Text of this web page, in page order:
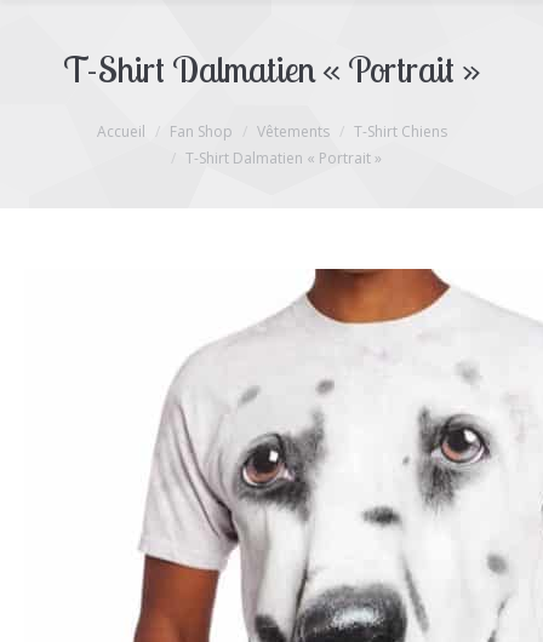
T-Shirt Dalmatien « Portrait »
Accueil Fan Shop Vêtements
T-Shirt Chiens
T-Shirt Dalmatien « Portrait »